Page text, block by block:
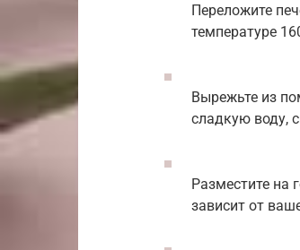
Переложите
температуре
Вырежьте из
сладкую воду,
Разместите на
зависит от